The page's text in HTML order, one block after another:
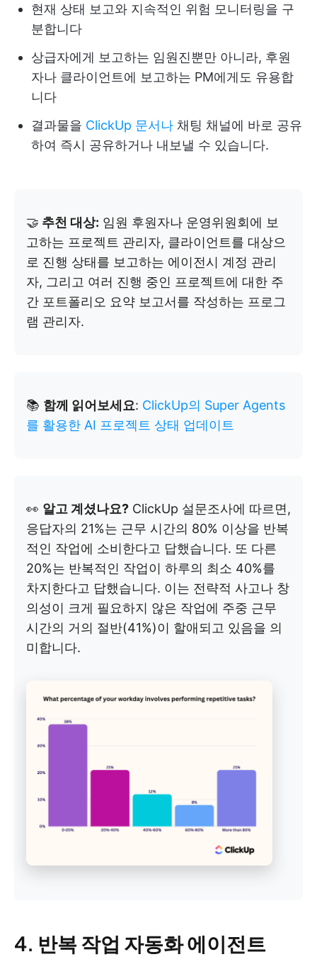
현재 상태 보고와 지속적인 위험 모니터링을 구
분합니다
상급자에게 보고하는 임원진뿐만 아니라, 후원
자나 클라이언트에 보고하는 PM에게도 유용합
니다
결과물을 ClickUp 문서나 채팅 채널에 바로 공유
하여 즉시 공유하거나 내보낼 수 있습니다.
🤝 추천 대상: 임원 후원자나 운영위원회에 보
고하는 프로젝트 관리자, 클라이언트를 대상으
로 진행 상태를 보고하는 에이전시 계정 관리
자, 그리고 여러 진행 중인 프로젝트에 대한 주
간 포트폴리오 요약 보고서를 작성하는 프로그
램 관리자.
📚 함께 읽어보세요: ClickUp의 Super Agents
를 활용한 AI 프로젝트 상태 업데이트
👀 알고 계셨나요? ClickUp 설문조사에 따르면,
응답자의 21%는 근무 시간의 80% 이상을 반복
적인 작업에 소비한다고 답했습니다. 또 다른
20%는 반복적인 작업이 하루의 최소 40%를
차지한다고 답했습니다. 이는 전략적 사고나 창
의성이 크게 필요하지 않은 작업에 주중 근무
시간의 거의 절반(41%)이 할애되고 있음을 의
미합니다.
4. 반복 작업 자동화 에이전트